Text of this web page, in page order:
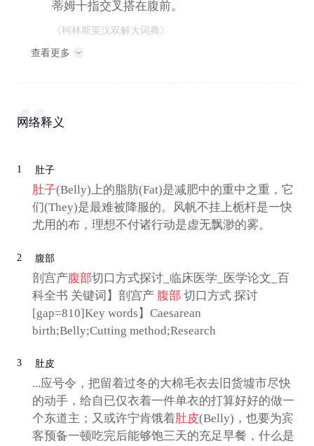
蒂姆十指交叉搭在腹前。
《柯林斯英汉双解大词典》
查看更多
网络释义
1 肚子
肚子(Belly)上的脂肪(Fat)是减肥中的重中之重，它
们(They)是最难被降服的。风帆不挂上栀杆是一快
尤用的布，理想不付诸行动是虚无飘渺的雾。
2 腹部
剖宫产腹部切口方式探讨_临床医学_医学论文_百
科全书 关键词】剖宫产 腹部 切口方式 探讨
[gap=810]Key words】Caesarean
birth;Belly;Cutting method;Research
3 肚皮
...应号令，把留着过冬的大棉毛衣去旧货墟市尽快
的动手，给自已仅衣着一件单衣的打算好好的做一
个东道主；又或许宁肯饿着肚皮(Belly)，也要为宾
客预备一顿吃完后能够饱三天的充足早餐，什么是